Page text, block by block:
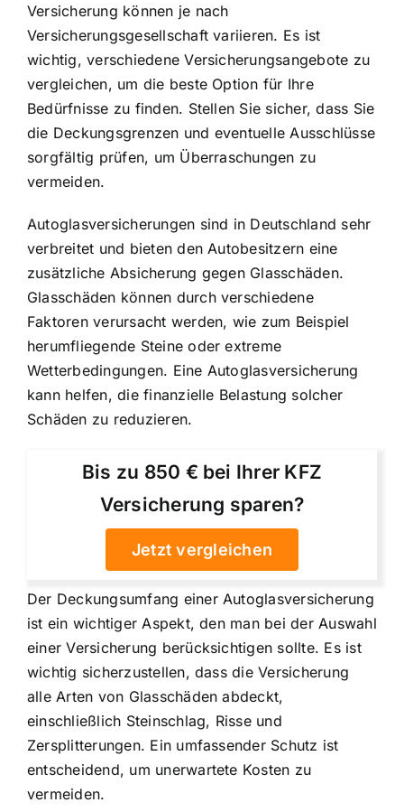
Versicherung können je nach
Versicherungsgesellschaft variieren. Es ist
wichtig, verschiedene Versicherungsangebote zu
vergleichen, um die beste Option für Ihre
Bedürfnisse zu finden. Stellen Sie sicher, dass Sie
die Deckungsgrenzen und eventuelle Ausschlüsse
sorgfältig prüfen, um Überraschungen zu
vermeiden.
Autoglasversicherungen sind in Deutschland sehr
verbreitet und bieten den Autobesitzern eine
zusätzliche Absicherung gegen Glasschäden.
Glasschäden können durch verschiedene
Faktoren verursacht werden, wie zum Beispiel
herumfliegende Steine oder extreme
Wetterbedingungen. Eine Autoglasversicherung
kann helfen, die finanzielle Belastung solcher
Schäden zu reduzieren.
Bis zu 850 € bei Ihrer KFZ
Versicherung sparen?
Jetzt vergleichen
Der Deckungsumfang einer Autoglasversicherung
ist ein wichtiger Aspekt, den man bei der Auswahl
einer Versicherung berücksichtigen sollte. Es ist
wichtig sicherzustellen, dass die Versicherung
alle Arten von Glasschäden abdeckt,
einschließlich Steinschlag, Risse und
Zersplitterungen. Ein umfassender Schutz ist
entscheidend, um unerwartete Kosten zu
vermeiden.